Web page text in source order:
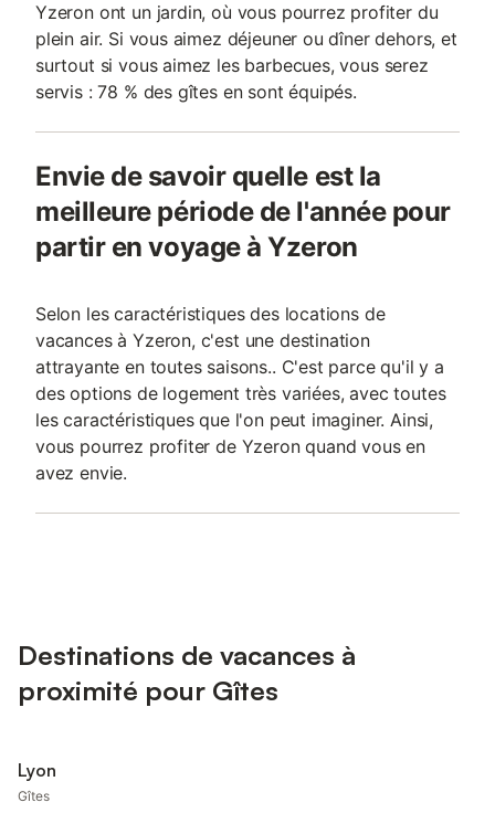
Yzeron ont un jardin, où vous pourrez profiter du
plein air. Si vous aimez déjeuner ou dîner dehors, et
surtout si vous aimez les barbecues, vous serez
servis : 78 % des gîtes en sont équipés.
Envie de savoir quelle est la
meilleure période de l'année pour
partir en voyage à Yzeron
Selon les caractéristiques des locations de
vacances à Yzeron, c'est une destination
attrayante en toutes saisons.. C'est parce qu'il y a
des options de logement très variées, avec toutes
les caractéristiques que l'on peut imaginer. Ainsi,
vous pourrez profiter de Yzeron quand vous en
avez envie.
Destinations de vacances à
proximité pour Gîtes
Lyon
Gîtes